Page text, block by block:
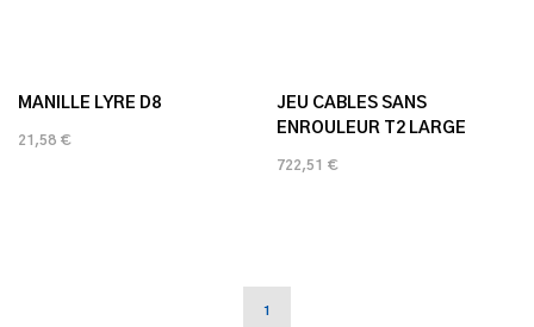
MANILLE LYRE D8
21,58 €
JEU CABLES SANS
ENROULEUR T2 LARGE
722,51 €
1